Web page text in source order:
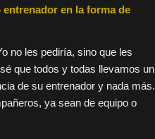
en la forma de
no les pediría, sino que les
que todos y todas llevamos un
de su entrenador y nada más.
ya sean de equipo o